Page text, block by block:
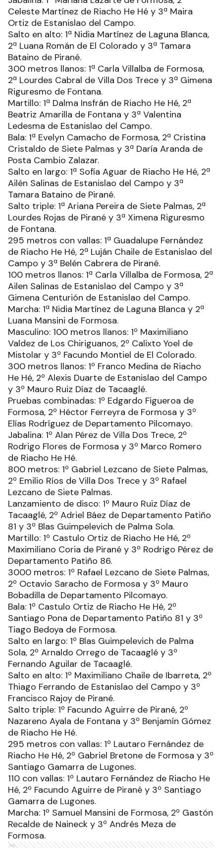
Celeste Martínez de Riacho He Hé y 3ª Maira
Ortiz de Estanislao del Campo.
Salto en alto: 1ª Nidia Martínez de Laguna Blanca,
2ª Luana Román de El Colorado y 3ª Tamara
Bataino de Pirané.
300 metros llanos: 1ª Carla Villalba de Formosa,
2ª Lourdes Cabral de Villa Dos Trece y 3ª Gimena
Riguresmo de Fontana.
Martillo: 1ª Dalma Insfrán de Riacho He Hé, 2ª
Beatriz Amarilla de Fontana y 3ª Valentina
Ledesma de Estanislao del Campo.
Bala: 1ª Evelyn Camacho de Formosa, 2ª Cristina
Cristaldo de Siete Palmas y 3ª Daría Aranda de
Posta Cambio Zalazar.
Salto en largo: 1ª Sofía Aguar de Riacho He Hé, 2ª
Ailén Salinas de Estanislao del Campo y 3ª
Tamara Bataino de Pirané.
Salto triple: 1ª Ariana Pereira de Siete Palmas, 2ª
Lourdes Rojas de Pirané y 3ª Ximena Riguresmo
de Fontana.
295 metros con vallas: 1ª Guadalupe Fernández
de Riacho He Hé, 2ª Luján Chaile de Estanislao del
Campo y 3ª Belén Cabrera de Pirané.
100 metros llanos: 1ª Carla Villalba de Formosa, 2ª
Ailen Salinas de Estanislao del Campo y 3ª
Gimena Centurión de Estanislao del Campo.
Marcha: 1ª Nidia Martínez de Laguna Blanca y 2ª
Luana Mansini de Formosa.
Masculino: 100 metros llanos: 1º Maximiliano
Valdez de Los Chiriguanos, 2º Calixto Yoel de
Mistolar y 3º Facundo Montiel de El Colorado.
300 metros llanos: 1º Franco Medina de Riacho
He Hé, 2º Alexis Duarte de Estanislao del Campo
y 3º Mauro Ruiz Díaz de Tacaaglé.
Pruebas combinadas: 1º Edgardo Figueroa de
Formosa, 2º Héctor Ferreyra de Formosa y 3º
Elías Rodríguez de Departamento Pilcomayo.
Jabalina: 1º Alan Pérez de Villa Dos Trece, 2º
Rodrigo Flores de Formosa y 3º Marco Romero
de Riacho He Hé.
800 metros: 1º Gabriel Lezcano de Siete Palmas,
2º Emilio Ríos de Villa Dos Trece y 3º Rafael
Lezcano de Siete Palmas.
Lanzamiento de disco: 1º Mauro Ruiz Díaz de
Tacaaglé, 2º Adriel Báez de Departamento Patiño
81 y 3º Blas Guimpelevich de Palma Sola.
Martillo: 1º Castulo Ortiz de Riacho He Hé, 2º
Maximiliano Coria de Pirané y 3º Rodrigo Pérez de
Departamento Patiño 86.
3000 metros: 1º Rafael Lezcano de Siete Palmas,
2º Octavio Saracho de Formosa y 3º Mauro
Bobadilla de Departamento Pilcomayo.
Bala: 1º Castulo Ortiz de Riacho He Hé, 2º
Santiago Pona de Departamento Patiño 81 y 3º
Tiago Bedoya de Formosa.
Salto en largo: 1º Blas Guimpelevich de Palma
Sola, 2º Arnaldo Orrego de Tacaaglé y 3º
Fernando Aguilar de Tacaaglé.
Salto en alto: 1º Maximiliano Chaile de Ibarreta, 2º
Thiago Ferrando de Estanislao del Campo y 3º
Francisco Rajoy de Pirané.
Salto triple: 1º Facundo Aguirre de Pirané, 2º
Nazareno Ayala de Fontana y 3º Benjamín Gómez
de Riacho He Hé.
295 metros con vallas: 1º Lautaro Fernández de
Riacho He Hé, 2º Gabriel Bretone de Formosa y 3º
Santiago Gamarra de Lugones.
110 con vallas: 1º Lautaro Fernández de Riacho He
Hé, 2º Facundo Aguirre de Pirané y 3º Santiago
Gamarra de Lugones.
Marcha: 1º Samuel Mansini de Formosa, 2º Gastón
Recalde de Naineck y 3º Andrés Meza de
Formosa.
Ads